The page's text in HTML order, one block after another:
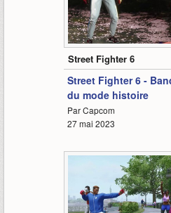
Street Fighter 6
Street Fighter 6 -
du mode histoire
Par Capcom
27 mai 2023